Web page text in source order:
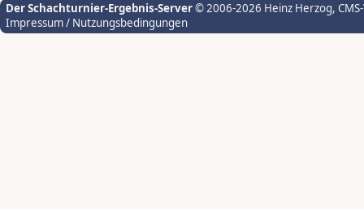
Der Schachturnier-Ergebnis-Server© 2006-2026 Heinz Herzog,
Impressum / Nutzungsbedingungen